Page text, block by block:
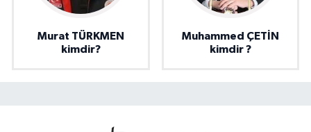
Murat TÜRKMEN
kimdir?
Muhammed ÇETİN
kimdir ?